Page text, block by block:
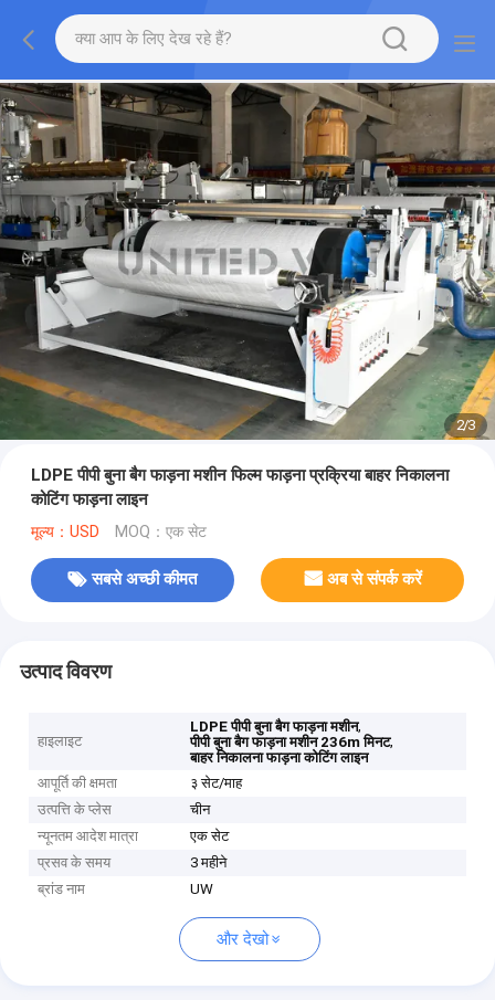
2/3
LDPE पीपी बुना बैग फाड़ना मशीन फिल्म फाड़ना प्रक्रिया बाहर निकालना
कोटिंग फाड़ना लाइन
मूल्य：USD MOQ：एक सेट
सबसे अच्छी कीमत अब से संपर्क करें
उत्पाद विवरण
हाइलाइट
LDPE पीपी बुना बैग फाड़ना मशीन,
पीपी बुना बैग फाड़ना मशीन 236m मिनट,
बाहर निकालना फाड़ना कोटिंग लाइन
आपूर्ति की क्षमता
३ सेट/माह
उत्पत्ति के प्लेस
चीन
न्यूनतम आदेश मात्रा
एक सेट
प्रसव के समय
3 महीने
ब्रांड नाम
UW
और देखो